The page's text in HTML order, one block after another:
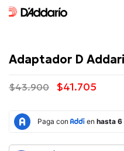
Adaptador D
$43.900 $41.705